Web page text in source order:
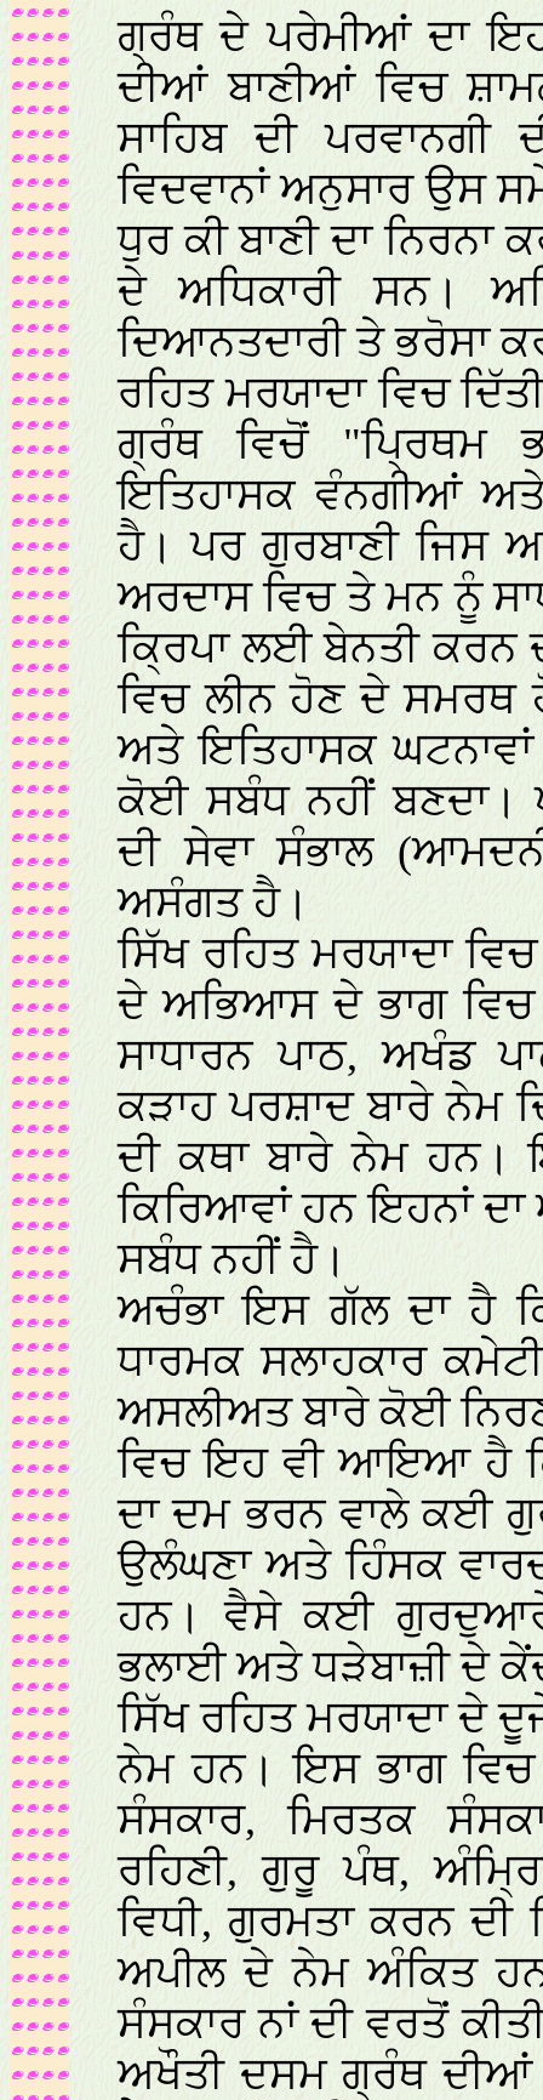
ਗ੍ਰੰਥ ਦੇ ਪਰੇਮੀਆਂ ਦਾ
ਦੀਆਂ ਬਾਣੀਆਂ ਵਿਚ
ਸਾਹਿਬ ਦੀ
ਵਿਦਵਾਨਾਂ ਅਨੁਸਾਰ ਉਸ
ਧੁਰ ਕੀ ਬਾਣੀ ਦਾ ਨਿਰਨਾ
ਦੇ ਅਧਿਕਾਰੀ ਸਨ।
ਦਿਆਨਤਦਾਰੀ ਤੇ ਭਰੋਸਾ
ਰਹਿਤ ਮਰਯਾਦਾ ਵਿਚ
ਗ੍ਰੰਥ ਵਿਚੋਂ "ਪ੍ਰਿਥਮ
ਇਤਿਹਾਸਕ ਵੰਨਗੀਆਂ
ਹੈ। ਪਰ ਗੁਰਬਾਣੀ ਜਿਸ
ਅਰਦਾਸ ਵਿਚ ਤੇ ਮਨ ਨੂੰ
ਕ੍ਰਿਪਾ ਲਈ ਬੇਨਤੀ ਕਰਨ
ਵਿਚ ਲੀਨ ਹੋਣ ਦੇ
ਅਤੇ ਇਤਿਹਾਸਕ
ਕੋਈ ਸਬੰਧ ਨਹੀਂ
ਦੀ ਸੇਵਾ ਸੰਭਾਲ
ਅਸੰਗਤ ਹੈ।
ਸਿੱਖ ਰਹਿਤ ਮਰਯਾਦਾ
ਦੇ ਅਭਿਆਸ ਦੇ ਭਾਗ
ਸਾਧਾਰਨ ਪਾਠ, ਅਖੰਡ
ਕੜਾਹ ਪਰਸ਼ਾਦ ਬਾਰੇ ਨੇਮ
ਦੀ ਕਥਾ ਬਾਰੇ ਨੇਮ ਹਨ।
ਕਿਰਿਆਵਾਂ ਹਨ ਇਹਨਾਂ
ਸਬੰਧ ਨਹੀਂ ਹੈ।
ਅਚੰਭਾ ਇਸ ਗੱਲ ਦਾ ਹੈ
ਧਾਰਮਕ ਸਲਾਹਕਾਰ
ਅਸਲੀਅਤ ਬਾਰੇ ਕੋਈ
ਵਿਚ ਇਹ ਵੀ ਆਇਆ ਹੈ
ਦਾ ਦਮ ਭਰਨ ਵਾਲੇ ਕਈ
ਉਲੰਘਣਾ ਅਤੇ ਹਿੰਸਕ
ਹਨ। ਵੈਸੇ ਕਈ ਗੁਰਦੁਆਰੇ
ਭਲਾਈ ਅਤੇ ਧੜੇਬਾਜ਼ੀ ਦੇ
ਸਿੱਖ ਰਹਿਤ ਮਰਯਾਦਾ ਦੇ
ਨੇਮ ਹਨ। ਇਸ ਭਾਗ
ਸੰਸਕਾਰ, ਮਿਰਤਕ
ਰਹਿਣੀ, ਗੁਰੂ ਪੰਥ,
ਵਿਧੀ, ਗੁਰਮਤਾ ਕਰਨ
ਅਪੀਲ ਦੇ ਨੇਮ ਅੰਕਿਤ
ਸੰਸਕਾਰ ਨਾਂ ਦੀ ਵਰਤੋਂ
ਅਖੌਤੀ ਦਸਮ ਗ੍ਰੰਥ ਦੀਆਂ